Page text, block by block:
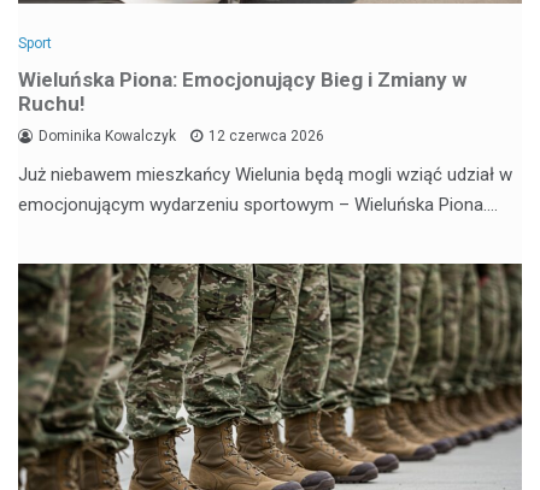
Sport
Wieluńska Piona: Emocjonujący Bieg i Zmiany w
Ruchu!
Dominika Kowalczyk 12 czerwca 2026
Już niebawem mieszkańcy Wielunia będą mogli wziąć udział w
emocjonującym wydarzeniu sportowym – Wieluńska Piona.…